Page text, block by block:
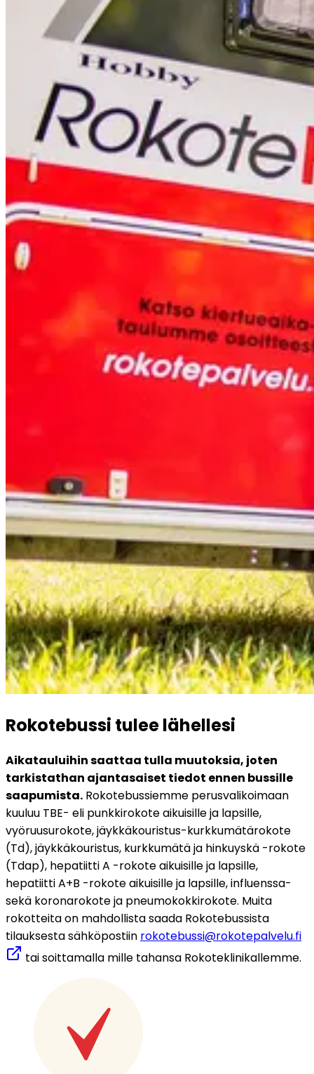
Rokotebussi tulee lähellesi
Aikatauluihin saattaa tulla muutoksia, joten
tarkistathan ajantasaiset tiedot ennen bussille
saapumista. Rokotebussiemme perusvalikoimaan
kuuluu TBE- eli punkkirokote aikuisille ja lapsille,
vyöruusurokote, jäykkäkouristus-kurkkumätärokote
(Td), jäykkäkouristus, kurkkumätä ja hinkuyskä -rokote
(Tdap), hepatiitti A -rokote aikuisille ja lapsille,
hepatiitti A+B -rokote aikuisille ja lapsille, influenssa-
sekä koronarokote ja pneumokokkirokote. Muita
rokotteita on mahdollista saada Rokotebussista
tilauksesta sähköpostiin rokotebussi@rokotepalvelu.fi
tai soittamalla mille tahansa Rokoteklinikallemme.